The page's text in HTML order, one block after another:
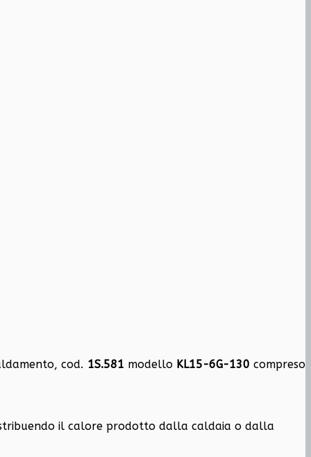
cod. 1S.581 modello KL15-6G-130 compreso
il calore prodotto dalla caldaia o dalla